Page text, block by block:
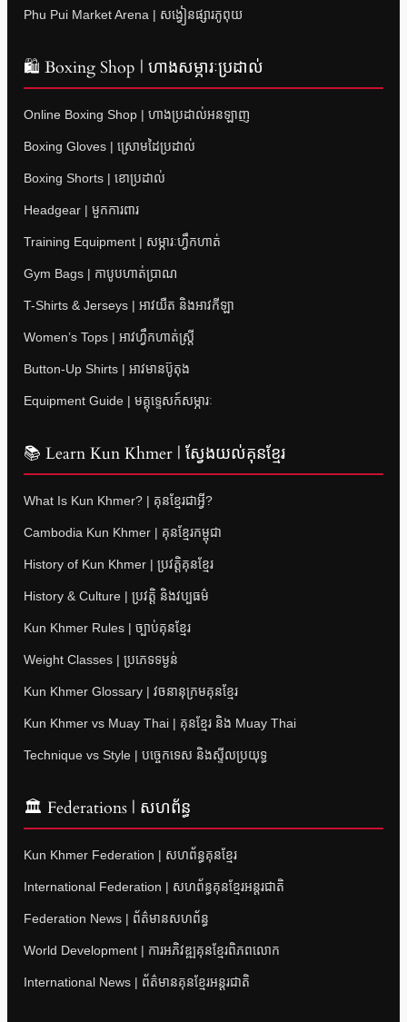
Phu Pui Market Arena | សង្វៀនផ្សារភូពុយ
🛍 Boxing Shop | ហាងសម្ភារៈប្រដាល់
Online Boxing Shop | ហាងប្រដាល់អនឡាញ
Boxing Gloves | ស្រោមដៃប្រដាល់
Boxing Shorts | ខោប្រដាល់
Headgear | មួកការពារ
Training Equipment | សម្ភារៈហ្វឹកហាត់
Gym Bags | កាបូបហាត់ប្រាណ
T-Shirts & Jerseys | អាវយឺត និងអាវកីឡា
Women’s Tops | អាវហ្វឹកហាត់ស្ត្រី
Button-Up Shirts | អាវមានប៊ូតុង
Equipment Guide | មគ្គុទ្ទេសក៍សម្ភារៈ
📚 Learn Kun Khmer | ស្វែងយល់គុនខ្មែរ
What Is Kun Khmer? | គុនខ្មែរជាអ្វី?
Cambodia Kun Khmer | គុនខ្មែរកម្ពុជា
History of Kun Khmer | ប្រវត្តិគុនខ្មែរ
History & Culture | ប្រវត្តិ និងវប្បធម៌
Kun Khmer Rules | ច្បាប់គុនខ្មែរ
Weight Classes | ប្រភេទទម្ងន់
Kun Khmer Glossary | វចនានុក្រមគុនខ្មែរ
Kun Khmer vs Muay Thai | គុនខ្មែរ និង Muay Thai
Technique vs Style | បច្ចេកទេស និងស្ទីលប្រយុទ្ធ
🏛 Federations | សហព័ន្ធ
Kun Khmer Federation | សហព័ន្ធគុនខ្មែរ
International Federation | សហព័ន្ធគុនខ្មែរអន្តរជាតិ
Federation News | ព័ត៌មានសហព័ន្ធ
World Development | ការអភិវឌ្ឍគុនខ្មែរពិភពលោក
International News | ព័ត៌មានគុនខ្មែរអន្តរជាតិ